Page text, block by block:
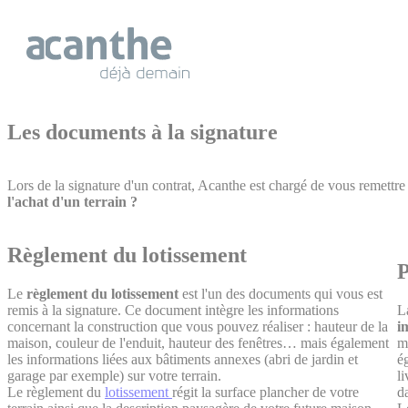
Les documents à la signature
Lors de la signature d'un contrat, Acanthe est chargé de vous
l'achat d'un terrain ?
Règlement du lotissement
Le règlement du lotissement est l'un des documents qui vous est
remis à la signature. Ce document intègre les informations
concernant la construction que vous pouvez réaliser : hauteur de la
maison, couleur de l'enduit, hauteur des fenêtres… mais également
les informations liées aux bâtiments annexes (abri de jardin et
garage par exemple) sur votre terrain.
Le règlement du lotissement régit la surface plancher de votre